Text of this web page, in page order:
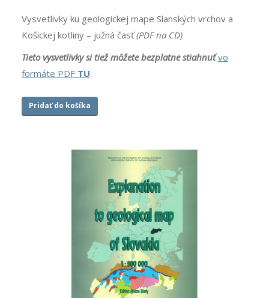
Vysvetlivky ku geologickej mape Slanských vrchov a
Košickej kotliny – južná časť(PDF na CD)
Tieto vysvetlivky si tiež môžete bezplatne stiahnuť vo
formáte PDF TU.
Pridať do košíka